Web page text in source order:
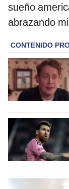
sueño
abrazando